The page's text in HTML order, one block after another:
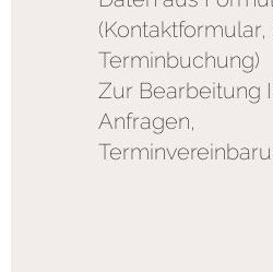
(Kontaktformular,
Terminbuchung)
Zur Bearbeitung
Anfragen,